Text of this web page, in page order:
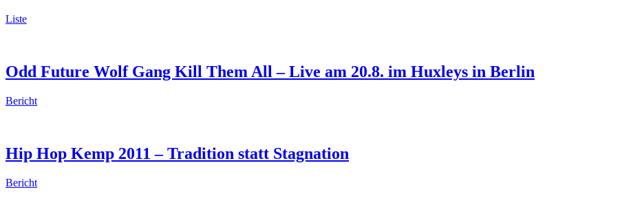
Liste
Odd Future Wolf Gang Kill Them All – Live am 20.8. im Huxleys in Berlin
Bericht
Hip Hop Kemp 2011 – Tradition statt Stagnation
Bericht